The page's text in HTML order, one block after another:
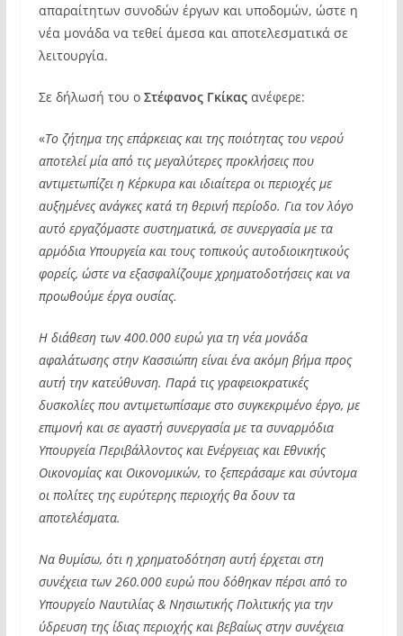
απαραίτητων συνοδών έργων και υποδομών, ώστε η
νέα μονάδα να τεθεί άμεσα και αποτελεσματικά σε
λειτουργία.
Σε δήλωσή του ο Στέφανος Γκίκας ανέφερε:
«Το ζήτημα της επάρκειας και της ποιότητας του νερού
αποτελεί μία από τις μεγαλύτερες προκλήσεις που
αντιμετωπίζει η Κέρκυρα και ιδιαίτερα οι περιοχές με
αυξημένες ανάγκες κατά τη θερινή περίοδο. Για τον λόγο
αυτό εργαζόμαστε συστηματικά, σε συνεργασία με τα
αρμόδια Υπουργεία και τους τοπικούς αυτοδιοικητικούς
φορείς, ώστε να εξασφαλίζουμε χρηματοδοτήσεις και να
προωθούμε έργα ουσίας.
Η διάθεση των 400.000 ευρώ για τη νέα μονάδα
αφαλάτωσης στην Κασσιώπη είναι ένα ακόμη βήμα προς
αυτή την κατεύθυνση. Παρά τις γραφειοκρατικές
δυσκολίες που αντιμετωπίσαμε στο συγκεκριμένο έργο, με
επιμονή και σε αγαστή συνεργασία με τα συναρμόδια
Υπουργεία Περιβάλλοντος και Ενέργειας και Εθνικής
Οικονομίας και Οικονομικών, το ξεπεράσαμε και σύντομα
οι πολίτες της ευρύτερης περιοχής θα δουν τα
αποτελέσματα.
Να θυμίσω, ότι η χρηματοδότηση αυτή έρχεται στη
συνέχεια των 260.000 ευρώ που δόθηκαν πέρσι από το
Υπουργείο Ναυτιλίας & Νησιωτικής Πολιτικής για την
ύδρευση της ίδιας περιοχής και βεβαίως στην συνέχεια